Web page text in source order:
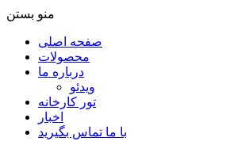
منو بستن
صفحه اصلی
محصولات
درباره ما
ویدئو
تور کارخانه
اخبار
با ما تماس بگیرید